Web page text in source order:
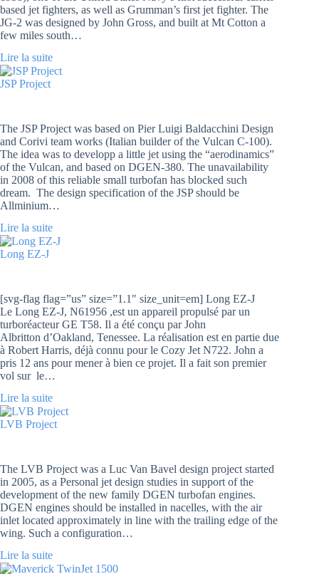
based jet fighters, as well as Grumman’s first jet fighter. The
JG-2 was designed by John Gross, and built at Mt Cotton a
few miles south…
Lire la suite
JSP Project
The JSP Project was based on Pier Luigi Baldacchini Design
and Corivi team works (Italian builder of the Vulcan C-100).
The idea was to developp a little jet using the “aerodinamics”
of the Vulcan, and based on DGEN-380. The unavailability
in 2008 of this reliable small turbofan has blocked such
dream. The design specification of the JSP should be
Allminium…
Lire la suite
Long EZ-J
[svg-flag flag=”us” size=”1.1″ size_unit=em] Long EZ-J
Le Long EZ-J, N61956 ,est un appareil propulsé par un
turboréacteur GE T58. Il a été conçu par John
Albritton d’Oakland, Tenessee. La réalisation est en partie due
à Robert Harris, déjà connu pour le Cozy Jet N722. John a
pris 12 ans pour mener à bien ce projet. Il a fait son premier
vol sur le…
Lire la suite
LVB Project
The LVB Project was a Luc Van Bavel design project started
in 2005, as a Personal jet design studies in support of the
development of the new family DGEN turbofan engines.
DGEN engines should be installed in nacelles, with the air
inlet located approximately in line with the trailing edge of the
wing. Such a configuration…
Lire la suite